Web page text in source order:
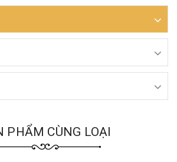
PHẨM CÙNG LOẠI